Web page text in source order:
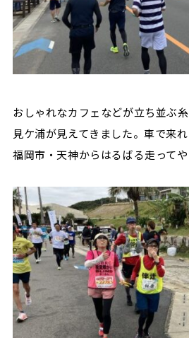
おしゃれなカフェなどが立ち並ぶ
見ケ浦が見えてきました。車で来
福岡市・天神からはるばる走ってや